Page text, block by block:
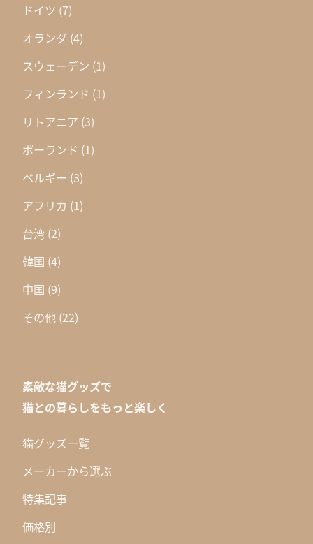
ドイツ (7)
オランダ (4)
スウェーデン (1)
フィンランド (1)
リトアニア (3)
ポーランド (1)
ベルギー (3)
アフリカ (1)
台湾 (2)
韓国 (4)
中国 (9)
その他 (22)
素敵な猫グッズで
猫との暮らしをもっと楽しく
猫グッズ一覧
メーカーから選ぶ
特集記事
価格別